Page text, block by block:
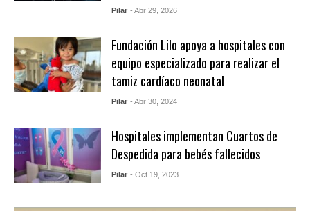
Pilar - Abr 29, 2026
Fundación Lilo apoya a hospitales con
equipo especializado para realizar el
tamiz cardíaco neonatal
Pilar - Abr 30, 2024
Hospitales implementan Cuartos de
Despedida para bebés fallecidos
Pilar - Oct 19, 2023